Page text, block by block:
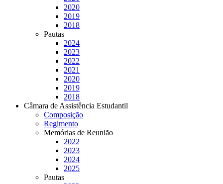
2020
2019
2018
Pautas
2024
2023
2022
2021
2020
2019
2018
Câmara de Assistência Estudantil
Composição
Regimento
Memórias de Reunião
2022
2023
2024
2025
Pautas